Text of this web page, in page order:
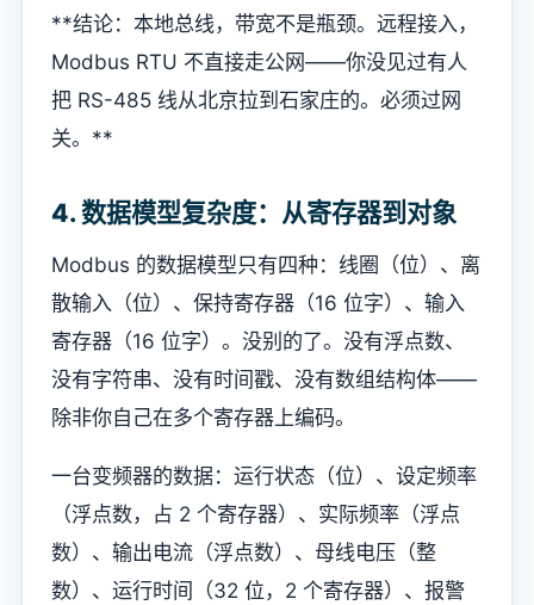
**结论：本地总线，带宽不是瓶颈。远程接入，
Modbus RTU 不直接走公网——你没见过有人
把 RS-485 线从北京拉到石家庄的。必须过网
关。**
4. 数据模型复杂度：从寄存器到对象
Modbus 的数据模型只有四种：线圈（位）、离
散输入（位）、保持寄存器（16 位字）、输入
寄存器（16 位字）。没别的了。没有浮点数、
没有字符串、没有时间戳、没有数组结构体——
除非你自己在多个寄存器上编码。
一台变频器的数据：运行状态（位）、设定频率
（浮点数，占 2 个寄存器）、实际频率（浮点
数）、输出电流（浮点数）、母线电压（整
数）、运行时间（32 位，2 个寄存器）、报警